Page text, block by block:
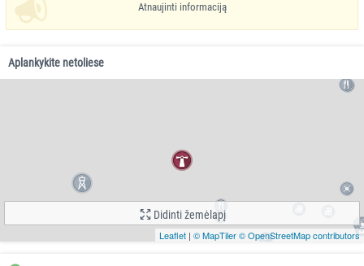
Atnaujinti informaciją
Aplankykite netoliese
Leaflet | © MapTiler© OpenStreetMap contributors
Didinti žemėlapį